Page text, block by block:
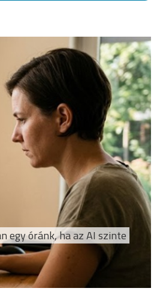
egy óránk, ha az AI szinte